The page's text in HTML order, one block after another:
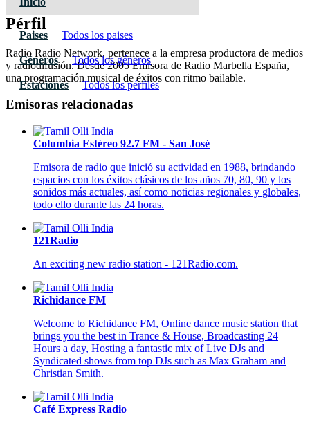
Paises Todos los paises
Géneros Todos los géneros
Estaciones Todos los pérfiles
Pérfil
Radio Radio Network, pertenece a la empresa productora de medios
y radiodifusión. Desde 2005 Emisora de Radio Marbella España,
una programación musical de éxitos con ritmo bailable.
Emisoras relacionadas
Columbia Estéreo 92.7 FM - San José
Emisora de radio que inició su actividad en 1988, brindando
espacios con los éxitos clásicos de los años 70, 80, 90 y los
sonidos más actuales, así como noticias regionales y globales,
todo ello durante las 24 horas.
121Radio
An exciting new radio station - 121Radio.com.
Richidance FM
Welcome to Richidance FM, Online dance music station that
brings you the best in Trance & House, Broadcasting 24
Hours a day, Hosting a fantastic mix of Live DJs and
Syndicated shows from top DJs such as Max Graham and
Christian Smith.
Café Express Radio